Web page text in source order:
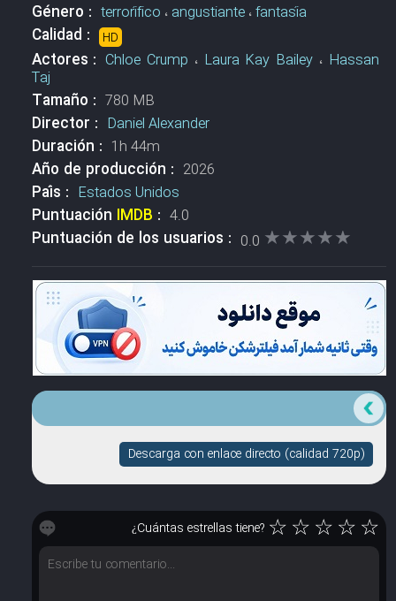
Género : terrorífico ، angustiante،fantasía
Calidad : HD
Actores : Chloe Crump ، Laura Kay Bailey ، Hassan
Taj
Tamaño : 780 MB
Director : Daniel Alexander
Duración : 1h 44m
Año de producción : 2026
País : Estados Unidos
Puntuación IMDB : 4.0
Puntuación de los usuarios : 0.0 ★★★★★
★★★★★
Descarga con enlace directo (calidad 720p)
¿Cuántas estrellas tiene? ☆☆☆☆☆